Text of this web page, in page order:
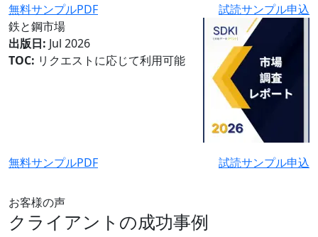
無料サンプルPDF
試読サンプル申込
鉄と鋼市場
出版日: Jul 2026
TOC: リクエストに応じて利用可能
無料サンプルPDF 試読サンプル申込
お客様の声
クライアントの成功事例